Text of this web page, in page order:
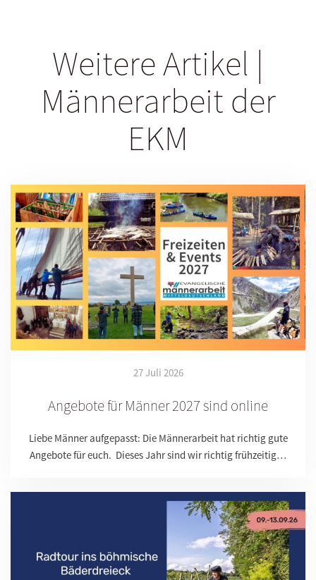
Weitere Artikel |
Männerarbeit der
EKM
27 Juli 2026
Angebote für Männer 2027 sind online
Liebe Männer aufgepasst: Die Männerarbeit hat richtig gute
Angebote für euch. Dieses Jahr sind wir richtig frühzeitig…